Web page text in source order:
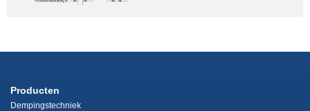
Producten
Dempingstechniek